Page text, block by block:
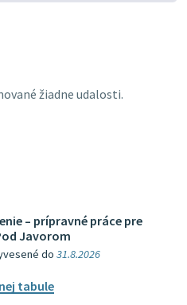
žiadne udalosti.
– prípravné práce pre
Javorom
do31.8.2026
tabule